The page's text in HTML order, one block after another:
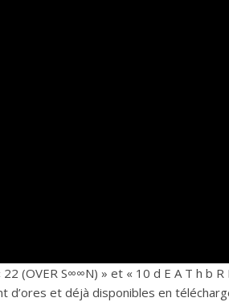
(OVER S∞∞N) » et « 10 d E A T h b
et déjà disponibles en